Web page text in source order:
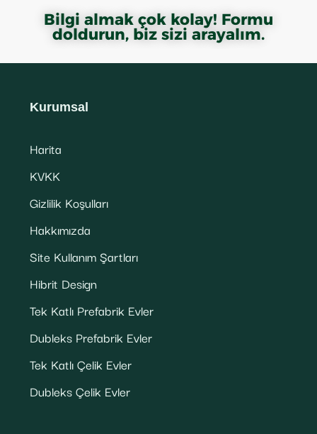
Bilgi almak çok kolay! Formu
doldurun, biz sizi arayalım.
Kurumsal
Harita
KVKK
Gizlilik Koşulları
Hakkımızda
Site Kullanım Şartları
Hibrit Design
Tek Katlı Prefabrik Evler
Dubleks Prefabrik Evler
Tek Katlı Çelik Evler
Dubleks Çelik Evler